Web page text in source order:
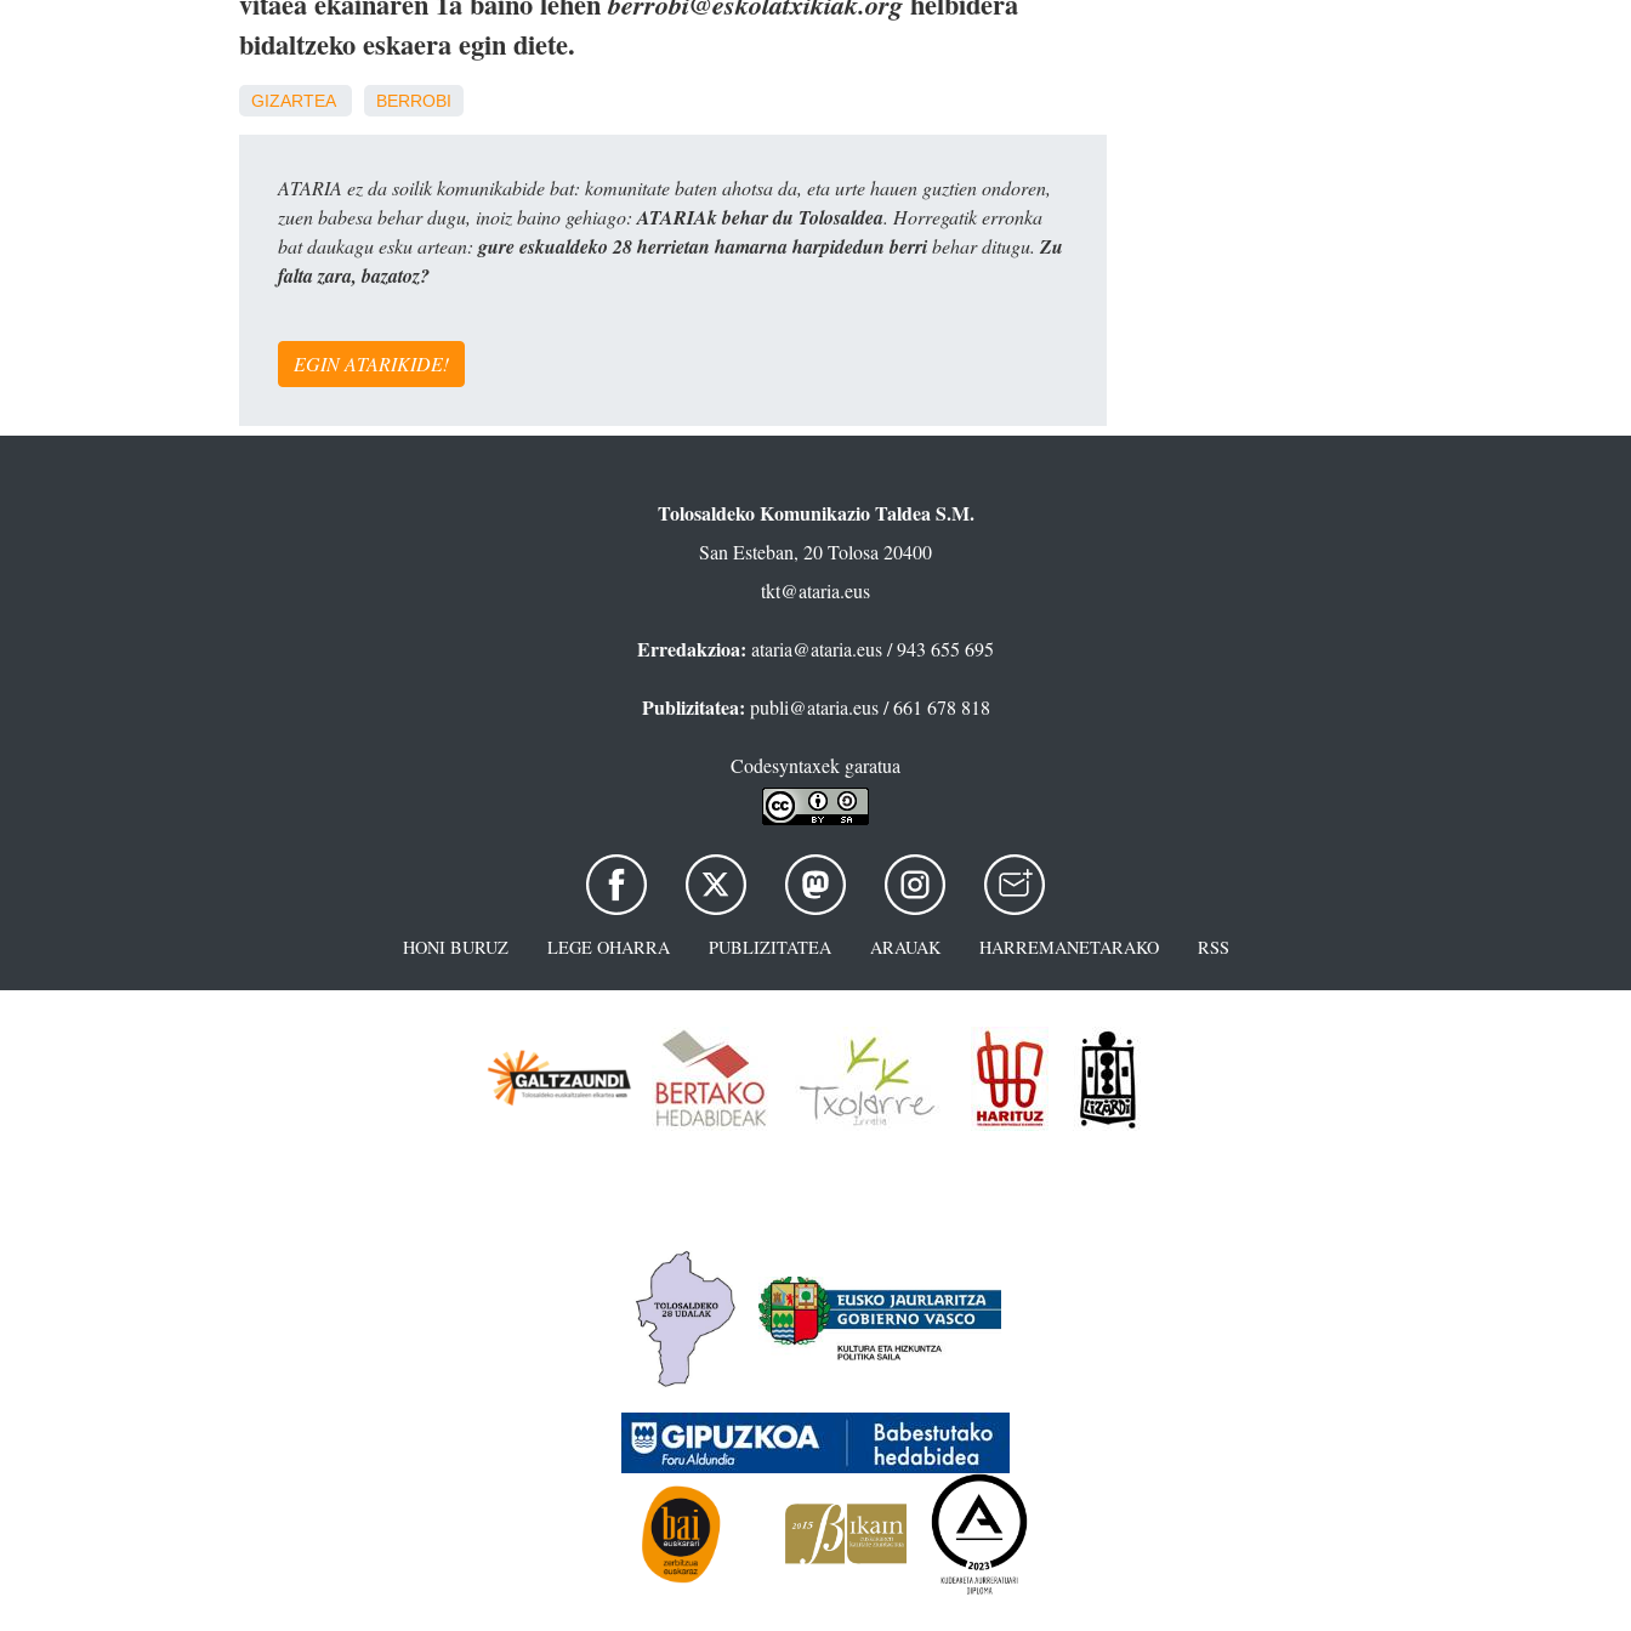
bidaltzeko eskaera egin diete.
GIZARTEA BERROBI
ATARIA ez da soilik komunikabide bat: komunitate baten ahotsa da, eta urte hauen guztien ondoren,
zuen babesa behar dugu, inoiz baino gehiago: ATARIAk behar du Tolosaldea. Horregatik erronka
bat daukagu esku artean: gure eskualdeko 28 herrietan hamarna harpidedun berribehar ditugu. Zu
falta zara, bazatoz?
EGIN ATARIKIDE!
Tolosaldeko Komunikazio Taldea S.M.
San Esteban, 20 Tolosa 20400
tkt@ataria.eus
Erredakzioa: ataria@ataria.eus/ 943 655 695
Publizitatea: publi@ataria.eus/ 661 678 818
Codesyntaxek garatua
HONI BURUZ LEGE OHARRA PUBLIZITATEA ARAUAK HARREMANETARAKO RSS